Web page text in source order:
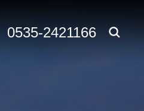
0535-2421166